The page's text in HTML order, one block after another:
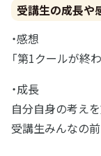
受講生の成長や
・感想
「第1クールが終
・成長
自分自身の考え
受講生みんなの